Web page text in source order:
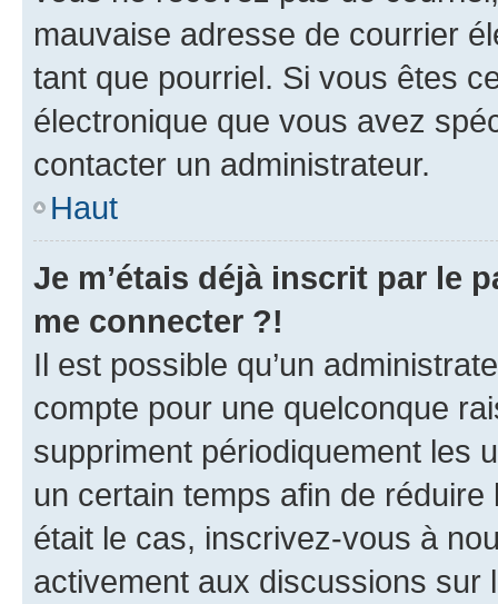
mauvaise adresse de courrier
tant que pourriel. Si vous êtes
électronique que vous avez
contacter un administrateur.
Haut
Je m’étais déjà inscrit par le
me connecter ?!
Il est possible qu’un
compte pour une quelconque
suppriment périodiquement les
un certain temps afin de
était le cas, inscrivez-vous à
activement aux discussions sur